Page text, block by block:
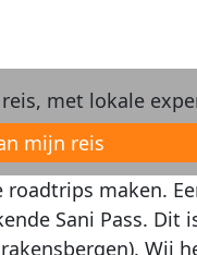
met lokale
mijn reis
maken.
Sani Pass. Dit
Wij